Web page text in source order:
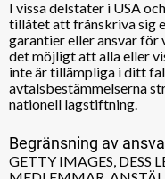
I vissa delstater i USA
tillåtet att frånskriva sig
garantier eller ansvar för
det möjligt att alla eller
inte är tillämpliga i ditt
avtalsbestämmelserna
nationell lagstiftning.
Begränsning av
GETTY IMAGES, DESS